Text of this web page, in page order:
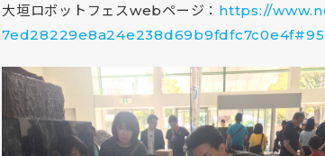
大垣ロボットフェスwebページ： https://